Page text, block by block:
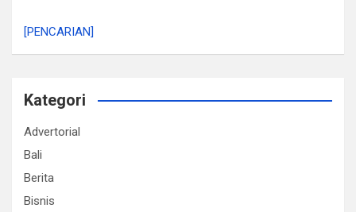
[PENCARIAN]
Kategori
Advertorial
Bali
Berita
Bisnis